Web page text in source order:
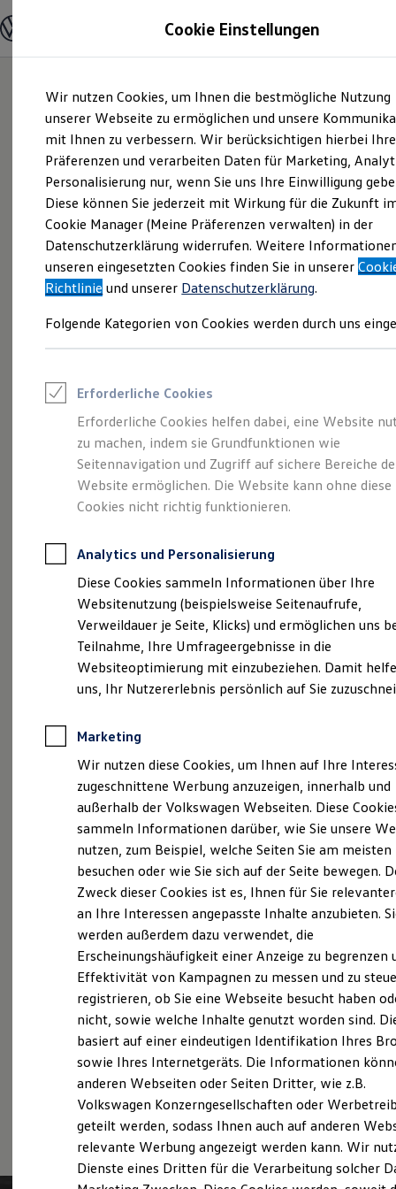
Hauptinhalt
springen
Footer
springen
Modelle und Konfigurator
Modelle vergleichen
Elektroautos
ENERGY Sondermodelle
Nutzfahrzeuge
SUV und CUV
Familienautos
Kombis
Kompaktwagen
Sportwagen
Schnell verfügbare Fahrzeuge
Angebote und Produkte
Aktuelle Angebote
E-Auto-Förderung
Volkswagen Marktplatz
Junge Gebrauchtwagen und Gebrauchtwagen
Saisonangebote
Leasing
Leasing-Angebote
Gebrauchtwagen Leasing
Junge Gebrauchtwagen-Leasing
Elektroauto Leasing
Kleinwagen-Leasing
Leasing ohne Anzahlung
Autokredit mit Schlussrate
Versicherungen und Garantien
Kfz-Versicherung
Restschuldversicherungen
Garantien
Wartungsverträge
Geschäftskunden
Professional Class bei Volkswagen
Großkunden
Behörden
Anpfiff zum Gewinn
Elektroautos
ID. Tutorials
Elektrofahrzeugkonzepte
Reichweite
Reichweite der ID. Modelle
Reichweite im Winter
Laden
Laden unterwegs
Laden Zuhause
Ladezeitensimulator
Batterie
Sicherheit
Garantie und Lebensdauer
Nachhaltigkeit
Technologie
Kosten und Kauf
Verbrauchskosten
Kaufoptionen
E-Auto-Förderung
Software und Konnektivität
Die ID. Software 6
ID. Software Versionen und Updates
Digitale Extras
Schnittstellen zu Ihrem ID.
Der T-Roc
Impressum & Rechtliches)
Probefahrt vereinbaren
Fahrzeugangebot anfordern
Servicetermin buchen
Serviceanfrage stellen
Cookie Einstellungen
Wir nutzen Cookies, um Ihnen die bestmögliche Nutzung
unserer Webseite zu ermöglichen und unsere
mit Ihnen zu verbessern. Wir berücksichtigen hierbei Ihre
Präferenzen und verarbeiten Daten für Marketing,
Personalisierung nur, wenn Sie uns Ihre Einwilligung
Diese können Sie jederzeit mit Wirkung für die Zukunft
Cookie Manager (Meine Präferenzen verwalten) in der
Datenschutzerklärung widerrufen. Weitere
unseren eingesetzten Cookies finden Sie in unserer
Richtlinie und unserer Datenschutzerklärung.
Folgende Kategorien von Cookies werden durch uns
Erforderliche Cookies
Erforderliche Cookies helfen dabei, eine Website
zu machen, indem sie Grundfunktionen wie
Seitennavigation und Zugriff auf sichere Bereiche
Website ermöglichen. Die Website kann ohne diese
Cookies nicht richtig funktionieren.
Analytics und Personalisierung
Diese Cookies sammeln Informationen über Ihre
Websitenutzung (beispielsweise Seitenaufrufe,
Verweildauer je Seite, Klicks) und ermöglichen uns
Teilnahme, Ihre Umfrageergebnisse in die
Websiteoptimierung mit einzubeziehen. Damit
uns, Ihr Nutzererlebnis persönlich auf Sie
Marketing
Wir nutzen diese Cookies, um Ihnen auf Ihre
zugeschnittene Werbung anzuzeigen, innerhalb und
außerhalb der Volkswagen Webseiten. Diese
sammeln Informationen darüber, wie Sie unsere
nutzen, zum Beispiel, welche Seiten Sie am meisten
besuchen oder wie Sie sich auf der Seite bewegen.
Zweck dieser Cookies ist es, Ihnen für Sie
an Ihre Interessen angepasste Inhalte anzubieten.
werden außerdem dazu verwendet, die
Erscheinungshäufigkeit einer Anzeige zu begrenzen
Effektivität von Kampagnen zu messen und zu
registrieren, ob Sie eine Webseite besucht haben
nicht, sowie welche Inhalte genutzt worden sind.
basiert auf einer eindeutigen Identifikation Ihres
sowie Ihres Internetgeräts. Die Informationen
anderen Webseiten oder Seiten Dritter, wie z.B.
Volkswagen Konzerngesellschaften oder
geteilt werden, sodass Ihnen auch auf anderen
relevante Werbung angezeigt werden kann. Wir
Dienste eines Dritten für die Verarbeitung solcher